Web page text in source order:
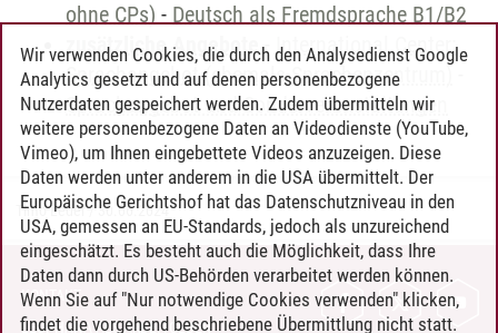
ohne CPs) - Deutsch als Fremdsprache B1/B2
zusätzliche Angebote- International Center:
Sprachangebot (ehemals Sprachenzentrum)
Sprachangebot und Sonderveranstaltungen
Timo Leder/30.06.2024
KONTAKT
LEUPHANA ALS ARBEITGEBER
Wir verwenden Cookies, die durch den Analysedienst Google
Analytics gesetzt und auf denen personenbezogene
Nutzerdaten gespeichert werden. Zudem übermitteln wir
weitere personenbezogene Daten an Videodienste (YouTube,
Vimeo), um Ihnen eingebettete Videos anzuzeigen. Diese
Daten werden unter anderem in die USA übermittelt. Der
Europäische Gerichtshof hat das Datenschutzniveau in den
USA, gemessen an EU-Standards, jedoch als unzureichend
eingeschätzt. Es besteht auch die Möglichkeit, dass Ihre
Daten dann durch US-Behörden verarbeitet werden können.
Wenn Sie auf "Nur notwendige Cookies verwenden" klicken,
findet die vorgehend beschriebene Übermittlung nicht statt.